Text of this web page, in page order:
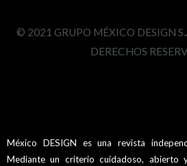
© 2021 GRUPO MÉXICO DESIGN
DERECHOS
México DESIGN es una revista
Mediante un criterio cuidadoso, abierto